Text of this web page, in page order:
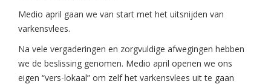
Medio april gaan we van start met het uitsnijden van
varkensvlees.
Na vele vergaderingen en zorgvuldige afwegingen hebben
we de beslissing genomen. Medio april openen we ons
eigen “vers-lokaal” om zelf het varkensvlees uit te gaan